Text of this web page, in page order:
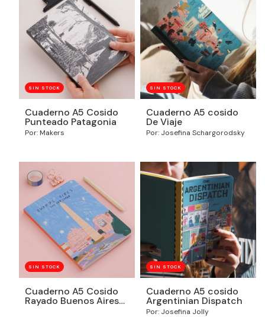
SIN STOCK
Cuaderno A5 Cosido
Punteado Patagonia
Por: Makers
SIN STOCK
Cuaderno A5 cosido
De Viaje
Por: Josefina Schargorodsky
SIN STOCK
Cuaderno A5 Cosido
Rayado Buenos Aires
sos tan linda
SIN STOCK
Cuaderno A5 cosido
Argentinian Dispatch
Por: Josefina Jolly